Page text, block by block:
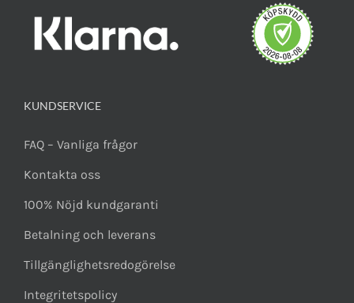
KUNDSERVICE
FAQ – Vanliga frågor
Kontakta oss
100% Nöjd kundgaranti
Betalning och leverans
Tillgänglighetsredogörelse
Integritetspolicy